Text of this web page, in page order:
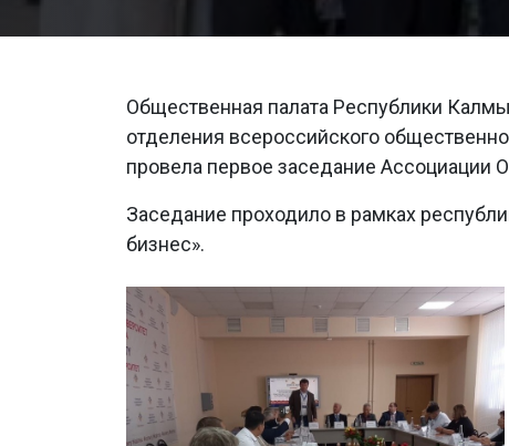
Общественная палата Республики
отделения всероссийского
провела первое заседание Ассоциации
Заседание проходило в рамках
бизнес».